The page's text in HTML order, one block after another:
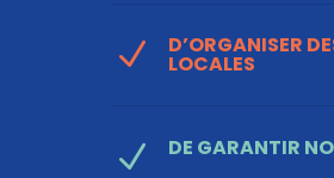
N D’ORGANISER
LOCALES
N DE GARANTIR